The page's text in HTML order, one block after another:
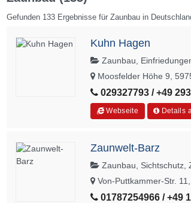
Gefunden 133 Ergebnisse für Zaunbau in
Kuhn Hagen
Zaunbau,
Moosfelder Höhe 9,
029327793 / +49
Webseite Details
Zaunwelt-Barz
Zaunbau, Sichtschutz,
Von-Puttkammer-Str.
01787254966 / +49